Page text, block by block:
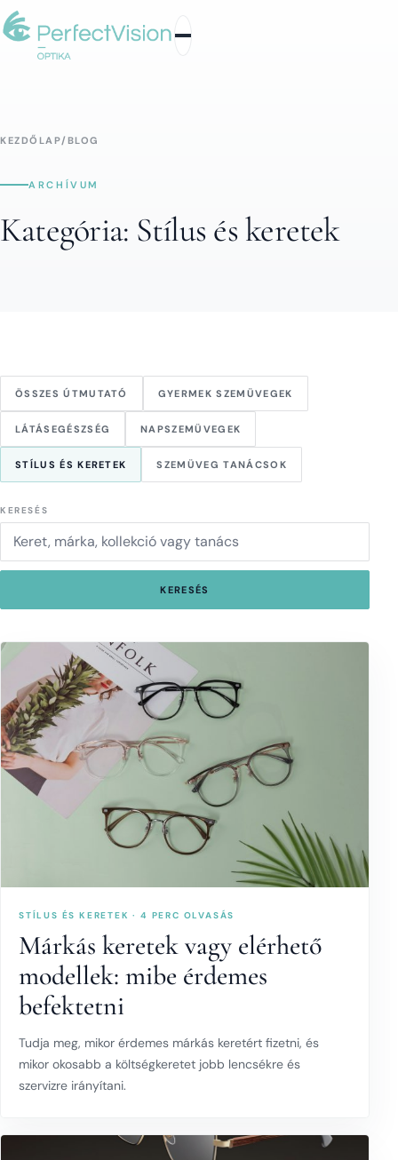
KEZDŐLAP/ BLOG
ARCHÍVUM
Kategória: Stílus és keretek
ÖSSZES ÚTMUTATÓ GYERMEK SZEMÜVEGEK
LÁTÁSEGÉSZSÉG NAPSZEMÜVEGEK
STÍLUS ÉS KERETEK SZEMÜVEG TANÁCSOK
KERESÉS
KERESÉS
STÍLUS ÉS KERETEK · 4 PERC OLVASÁS
Márkás keretek vagy elérhető
modellek: mibe érdemes
befektetni
Tudja meg, mikor érdemes márkás keretért fizetni, és
mikor okosabb a költségkeretet jobb lencsékre és
szervizre irányítani.